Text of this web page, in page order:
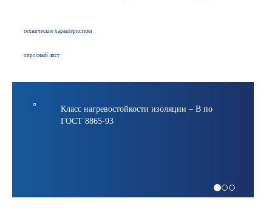
технические характеристики
опросный лист
Класс нагревостойкости изоляции – В по
ГОСТ 8865-93